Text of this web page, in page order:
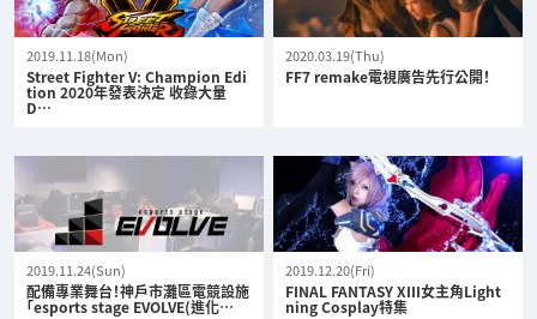
2019.11.18(Mon)
Street Fighter V: Champion Edi
tion 2020年發表決定 收錄大量
D…
2020.03.19(Thu)
FF7 remake電視廣告先行公開！
2019.11.24(Sun)
配備專業舞台！神戶市灘區電競設施
「esports stage EVOLVE(進化…
2019.12.20(Fri)
FINAL FANTASY XIII女主角Light
ning Cosplay特集